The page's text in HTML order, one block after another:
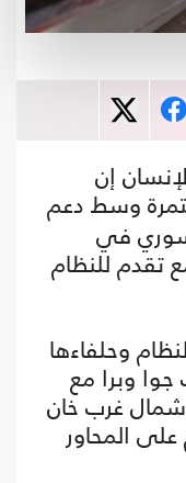
إن
وسط دعم
في
تقدم للنظام
وحلفاءها
وبرا مع
غرب خان
المحاور